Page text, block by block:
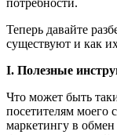
потребности.
Теперь давайте
существуют и как
I. Полезные
Что может быть
посетителям моего
маркетингу в